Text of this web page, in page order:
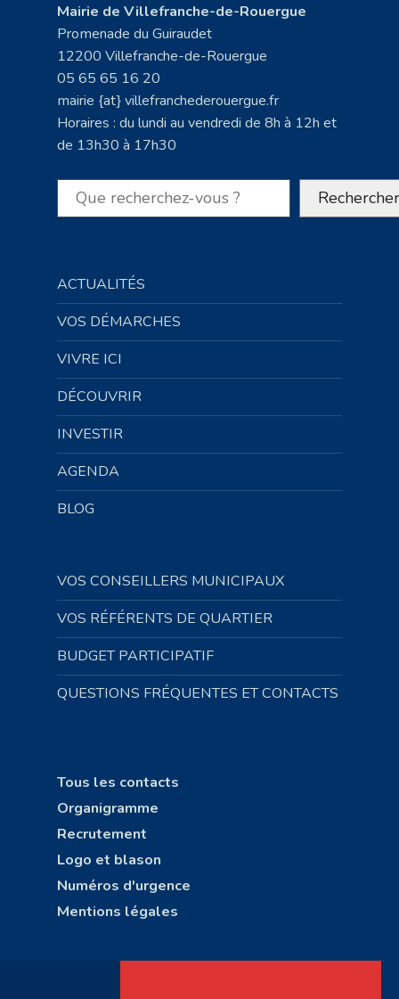
Mairie de Villefranche-de-Rouergue
Promenade du Guiraudet
12200 Villefranche-de-Rouergue
05 65 65 16 20
mairie {at} villefranchederouergue.fr
Horaires : du lundi au vendredi de 8h à 12h et
de 13h30 à 17h30
Rechercher Rechercher
ACTUALITÉS
VOS DÉMARCHES
VIVRE ICI
DÉCOUVRIR
INVESTIR
AGENDA
BLOG
VOS CONSEILLERS MUNICIPAUX
VOS RÉFÉRENTS DE QUARTIER
BUDGET PARTICIPATIF
QUESTIONS FRÉQUENTES ET CONTACTS
Tous les contacts
Organigramme
Recrutement
Logo et blason
Numéros d'urgence
Mentions légales